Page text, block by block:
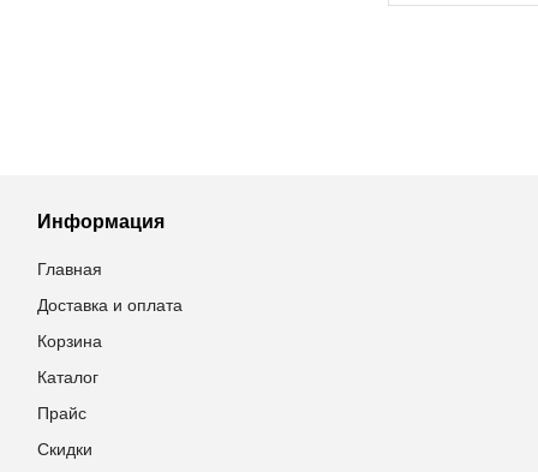
Информация
Главная
Доставка и оплата
Корзина
Каталог
Прайс
Скидки